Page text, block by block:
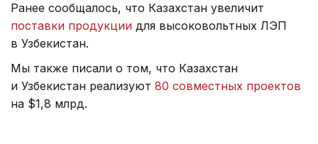
Ранее сообщалось, что Казахстан увеличит
поставки продукции для высоковольтных ЛЭП
в Узбекистан.
Мы также писали о том, что Казахстан
и Узбекистан реализуют 80 совместных проектов
на $1,8 млрд.